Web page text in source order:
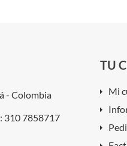
- Colombia
310 7858717
TU
Mi